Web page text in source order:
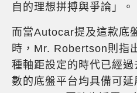
自的理想拼搏與爭論」。
而當Autocar提及這款底
時，Mr. Robertson則指
種軸距設定的時代已經
數的底盤平台均具備可延